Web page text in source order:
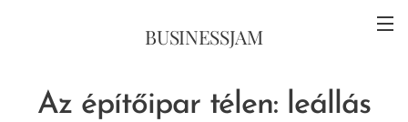
BUSINESSJAM
Az építőipar télen: leállás